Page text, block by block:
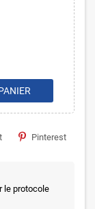
Pinterest
le protocole